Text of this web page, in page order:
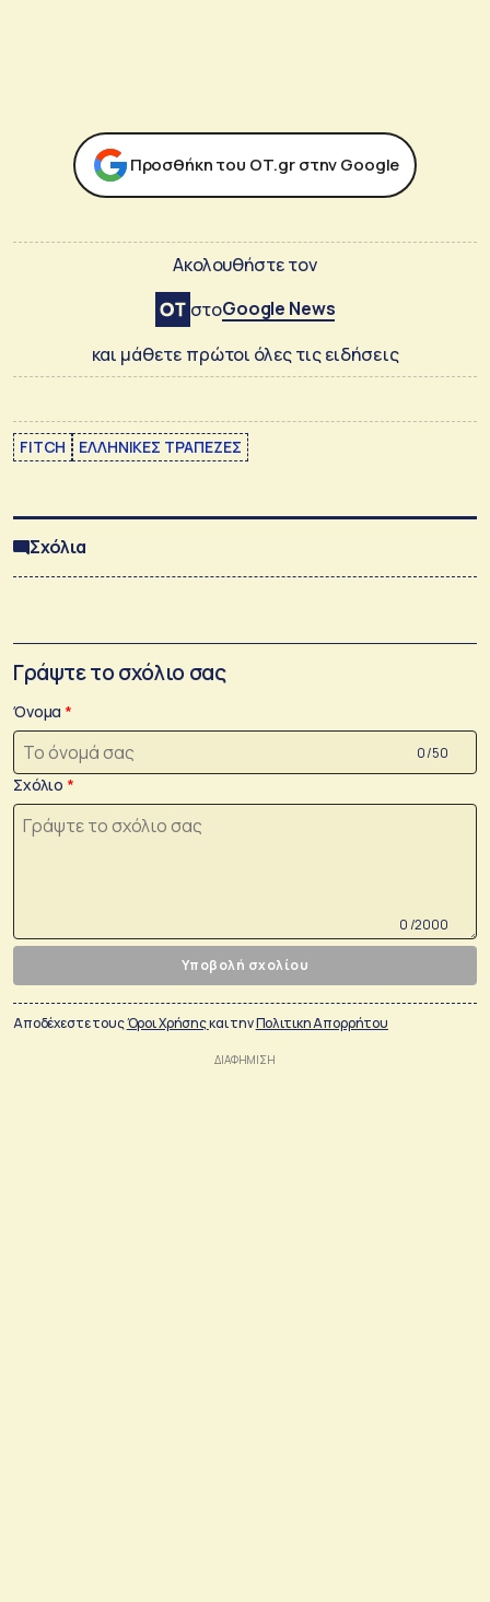
Προσθήκη του ΟΤ.gr στην Google
Ακολουθήστε τον
στοGoogle News
και μάθετε πρώτοι όλες τις ειδήσεις
FITCH ΕΛΛΗΝΙΚΕΣ ΤΡΑΠΕΖΕΣ
Σχόλια
Γράψτε το σχόλιο σας
Όνομα
0 /50
Σχόλιο
0 /2000
Υποβολή σχολίου
Αποδέχεστε τουςΌροι Χρήσηςκαι τηνΠολιτικη Απορρήτου